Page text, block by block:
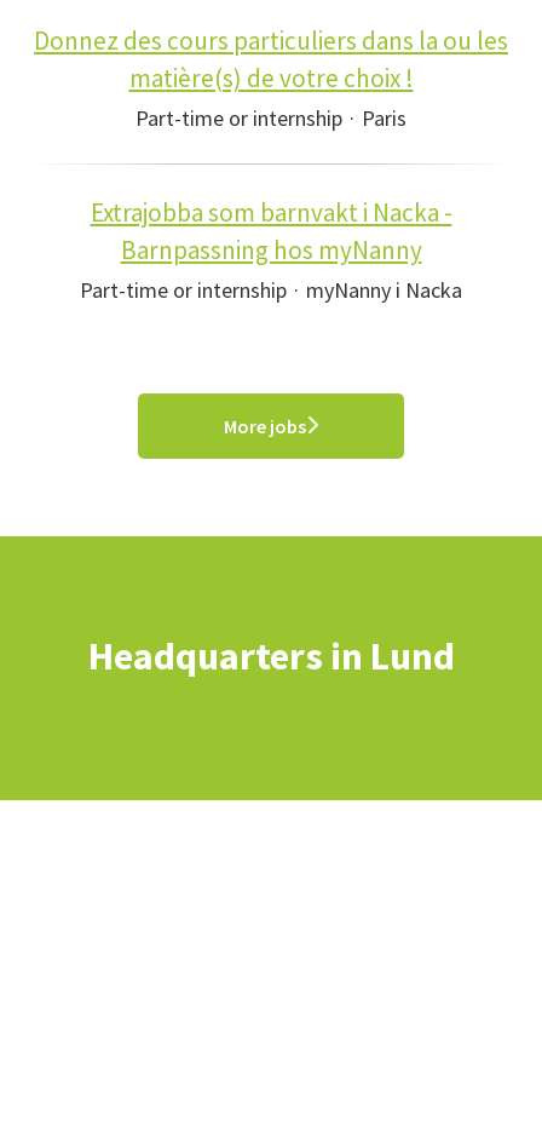
Donnez des cours particuliers dans la ou les
matière(s) de votre choix !
Part-time or internship · Paris
Extrajobba som barnvakt i Nacka -
Barnpassning hos myNanny
Part-time or internship · myNanny i Nacka
More jobs
Headquarters in Lund